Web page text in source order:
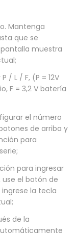
Mantenga
que se
muestra
/ L / F, (P = 12V
F = 3,2 V batería
el número
de arriba y
para
para ingresar
el botón de
la tecla
de la